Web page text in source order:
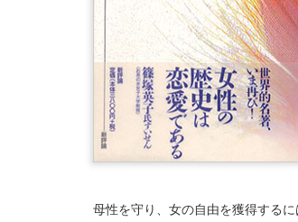
母性を守り、女の自由を獲得する